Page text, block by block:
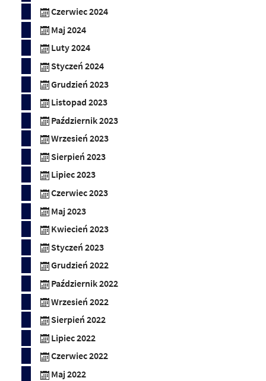
Czerwiec 2024
Maj 2024
Luty 2024
Styczeń 2024
Grudzień 2023
Listopad 2023
Październik 2023
Wrzesień 2023
Sierpień 2023
Lipiec 2023
Czerwiec 2023
Maj 2023
Kwiecień 2023
Styczeń 2023
Grudzień 2022
Październik 2022
Wrzesień 2022
Sierpień 2022
Lipiec 2022
Czerwiec 2022
Maj 2022